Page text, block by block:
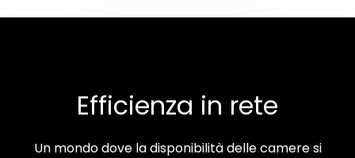
Efficienza in rete
Un mondo dove la disponibilità delle camere si